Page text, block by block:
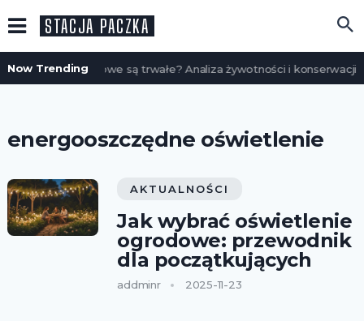
STACJA PACZKA
Now Trending
Czy domy szkieletowe są trwałe? Analiza żywotności i konserwacji
energooszczędne oświetlenie
AKTUALNOŚCI
Jak wybrać oświetlenie
ogrodowe: przewodnik
dla początkujących
addminr 2025-11-23